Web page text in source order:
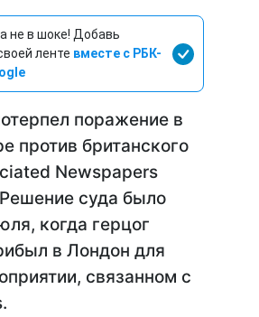
не в шоке! Добавь
ленте вместе с РБК-
поражение в
против британского
Newspapers
суда было
когда герцог
в Лондон для
связанном с